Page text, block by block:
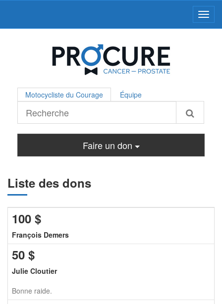
Motocycliste du Courage Équipe
Faire un don
Liste des dons
100 $
François Demers
50 $
Julie Cloutier
Bonne raide.